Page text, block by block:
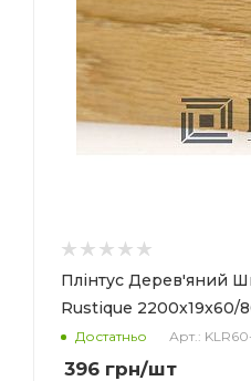
Плінтус Дерев'яний
Rustique 2200x19x60/
Достатньо Арт.:
396 грн/шт